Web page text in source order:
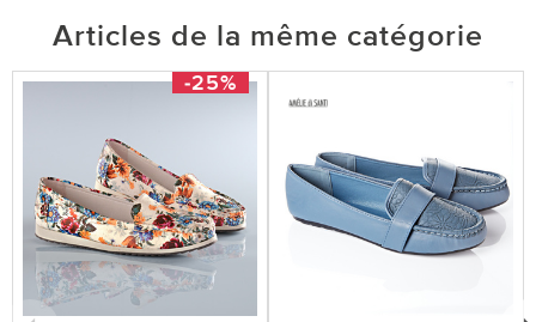
Articles de la même catégorie
-25%